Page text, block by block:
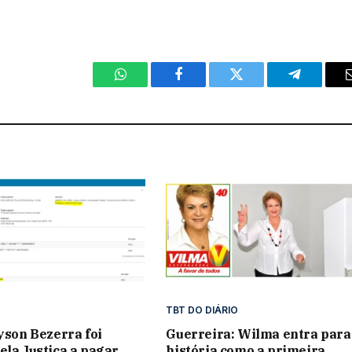
WhatsAppFacebook Twitter Telegram
Bezerra foi
TBT DO DIÁRIO
Guerreira: Wilma entra para